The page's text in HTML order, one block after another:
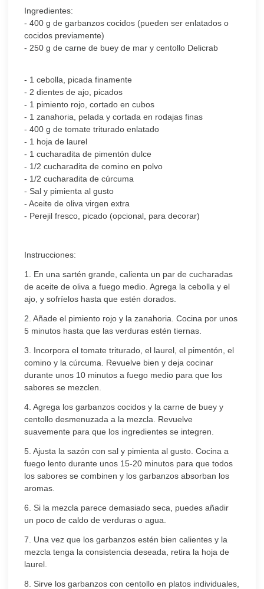
Ingredientes:
- 400 g de garbanzos cocidos (pueden ser enlatados o
cocidos previamente)
- 250 g de carne de buey de mar y centollo Delicrab
- 1 cebolla, picada finamente
- 2 dientes de ajo, picados
- 1 pimiento rojo, cortado en cubos
- 1 zanahoria, pelada y cortada en rodajas finas
- 400 g de tomate triturado enlatado
- 1 hoja de laurel
- 1 cucharadita de pimentón dulce
- 1/2 cucharadita de comino en polvo
- 1/2 cucharadita de cúrcuma
- Sal y pimienta al gusto
- Aceite de oliva virgen extra
- Perejil fresco, picado (opcional, para decorar)
Instrucciones:
1. En una sartén grande, calienta un par de cucharadas
de aceite de oliva a fuego medio. Agrega la cebolla y el
ajo, y sofríelos hasta que estén dorados.
2. Añade el pimiento rojo y la zanahoria. Cocina por unos
5 minutos hasta que las verduras estén tiernas.
3. Incorpora el tomate triturado, el laurel, el pimentón, el
comino y la cúrcuma. Revuelve bien y deja cocinar
durante unos 10 minutos a fuego medio para que los
sabores se mezclen.
4. Agrega los garbanzos cocidos y la carne de buey y
centollo desmenuzada a la mezcla. Revuelve
suavemente para que los ingredientes se integren.
5. Ajusta la sazón con sal y pimienta al gusto. Cocina a
fuego lento durante unos 15-20 minutos para que todos
los sabores se combinen y los garbanzos absorban los
aromas.
6. Si la mezcla parece demasiado seca, puedes añadir
un poco de caldo de verduras o agua.
7. Una vez que los garbanzos estén bien calientes y la
mezcla tenga la consistencia deseada, retira la hoja de
laurel.
8. Sirve los garbanzos con centollo en platos individuales,